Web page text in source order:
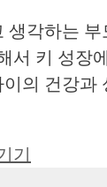
각하는
서 키 성장
의 건강과
기